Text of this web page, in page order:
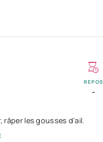
REPOS
-
râper les gousses d'ail.